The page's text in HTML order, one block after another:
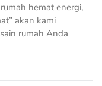
hemat energi,
akan kami
rumah Anda